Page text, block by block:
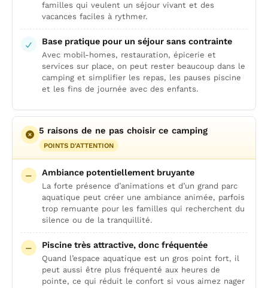
familles qui veulent un séjour vivant et des
vacances faciles à rythmer.
Base pratique pour un séjour sans contrainte
Avec mobil-homes, restauration, épicerie et
services sur place, on peut rester beaucoup dans le
camping et simplifier les repas, les pauses piscine
et les fins de journée avec des enfants.
5 raisons de ne pas choisir ce camping
POINTS D'ATTENTION
Ambiance potentiellement bruyante
La forte présence d’animations et d’un grand parc
aquatique peut créer une ambiance animée, parfois
trop remuante pour les familles qui recherchent du
silence ou de la tranquillité.
Piscine très attractive, donc fréquentée
Quand l’espace aquatique est un gros point fort, il
peut aussi être plus fréquenté aux heures de
pointe, ce qui réduit le confort si vous aimez nager